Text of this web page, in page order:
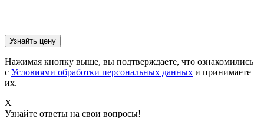
Нажимая кнопку выше, вы подтверждаете, что ознакомились
с Условиями обработки персональных данных и принимаете
их.
X
Узнайте ответы на свои вопросы!